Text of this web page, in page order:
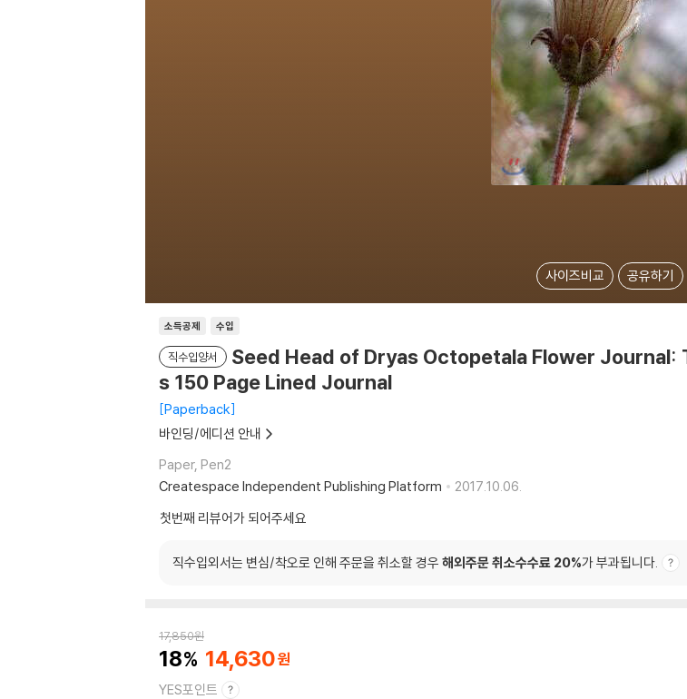
사이즈비교 공유하기
소득공제 수입
직수입양서
Seed Head of Dryas Octopetala Flower
s 150 Page Lined Journal
Paperback
바인딩/에디션 안내
Paper, Pen2
Createspace Independent Publishing Platform
2017.10.06.
첫번째 리뷰어가 되어주세요
직수입외서는 변심/착오로 인해 주문을 취소할 경우 해외주문 취소수수료 20%가 부과됩니다.
17,850원
18 14,630
YES포인트